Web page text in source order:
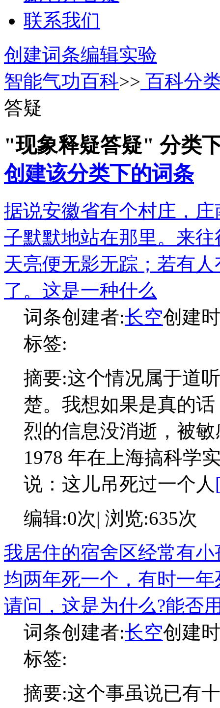
联系我们
创建词条编辑实验
智能气功百科>> 百科分
答疑
"现象释疑答疑" 分类
创建该分类下的词条
据说安徽省有个村庄，
子默默地站在那里。来
天亮便无影无踪；若有
了。这是一种什么
词条创建者:长空创建
标签:
摘要:这个情况属于道
楚。我想如果是真的
烈的信息没消逝，被
1978 年在上海搞科学
说：这儿吊死过一个人
编辑:0次| 浏览:635次
我居住的宿舍区经常有
均两年死一个，有时一
请问，这是为什么?能否
词条创建者:长空创建
标签:
摘要:这个事虽说已有